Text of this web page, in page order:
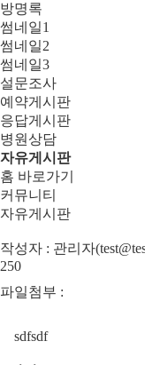
방명록
썸네일1
썸네일2
썸네일3
설문조사
예약게시판
응답게시판
병원상담
자유게시판
홈 바로가기
커뮤니티
자유게시판
작성자 : 관리자
250
파일첨부 :
sdfsdf